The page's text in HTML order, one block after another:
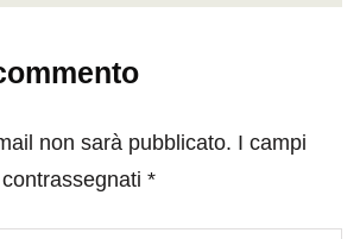
non sarà pubblicato. I campi
*